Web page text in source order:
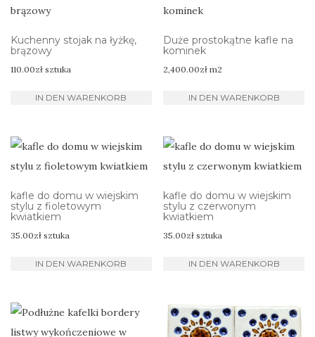
Kuchenny stojak na łyżkę,
brązowy
110.00zł sztuka
IN DEN WARENKORB
Duże prostokątne kafle na
kominek
2,400.00zł m2
IN DEN WARENKORB
kafle do domu w wiejskim
stylu z fioletowym
kwiatkiem
35.00zł sztuka
IN DEN WARENKORB
kafle do domu w wiejskim
stylu z czerwonym
kwiatkiem
35.00zł sztuka
IN DEN WARENKORB